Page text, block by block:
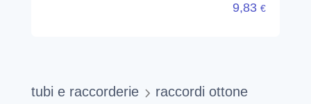
9,83 €
tubi e raccorderie
raccordi ottone